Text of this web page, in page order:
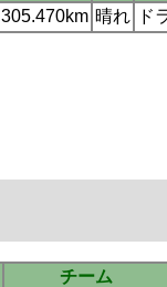
305.470km 晴れ ド
チーム